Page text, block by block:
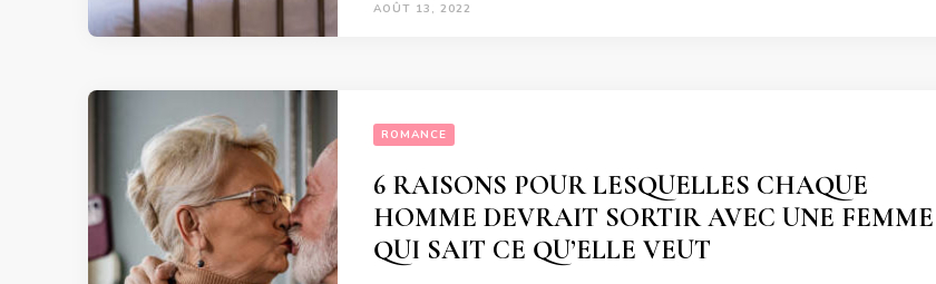
AOÛT 13, 2022
ROMANCE
6 RAISONS POUR LESQUELLES CHAQUE
HOMME DEVRAIT SORTIR AVEC UNE FEMME
QUI SAIT CE QU’ELLE VEUT